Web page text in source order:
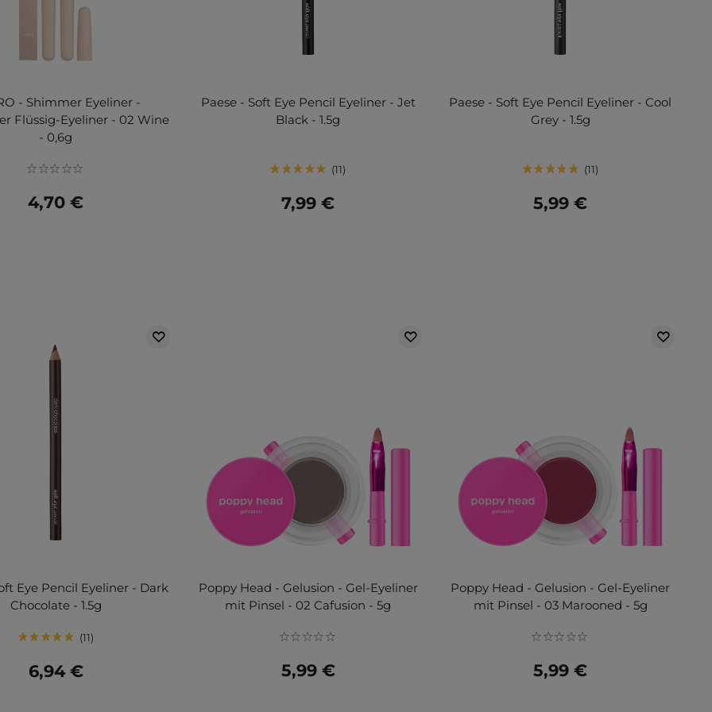
- Shimmer Eyeliner -
Flüssig-Eyeliner - 02 Wine
- 0,6g
4,70 €
Paese - Soft Eye Pencil Eyeliner - Jet
Black - 1.5g
11
7,99 €
Paese - Soft Eye Pencil Eyeliner - Cool
Grey - 1.5g
11
5,99 €
Eye Pencil Eyeliner - Dark
Chocolate - 1.5g
11
6,94 €
Poppy Head - Gelusion - Gel-Eyeliner
mit Pinsel - 02 Cafusion - 5g
5,99 €
Poppy Head - Gelusion - Gel-Eyeliner
mit Pinsel - 03 Marooned - 5g
5,99 €